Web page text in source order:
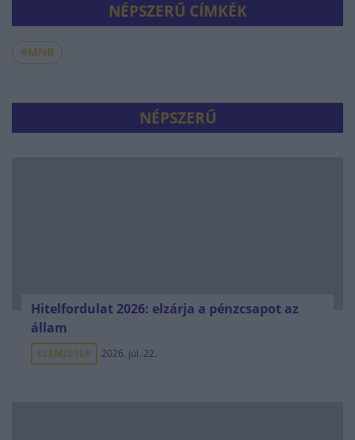
NÉPSZERŰ CÍMKÉK
#MNB
NÉPSZERŰ
Hitelfordulat 2026: elzárja a pénzcsapot az
állam
ELEMZÉSEK 2026. júl. 22.